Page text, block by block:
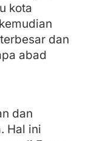
kota
dan
abad
dan
Hal ini